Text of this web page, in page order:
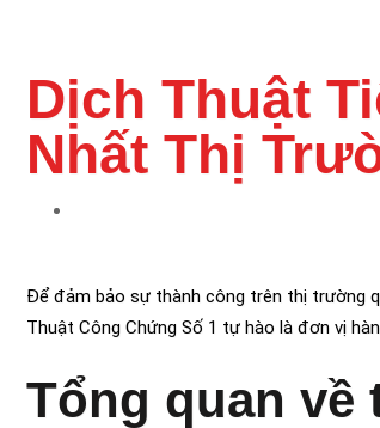
Dịch Thuật
Nhất Thị
Để đảm bảo sự thành công trên thị trường
Thuật Công Chứng Số 1 tự hào là đơn vị
Tổng quan về